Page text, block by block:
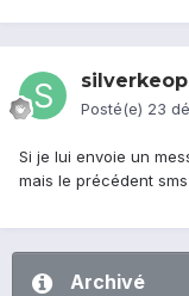
Posté(e) 23
Si je lui envoie un
mais le précédent
Archivé